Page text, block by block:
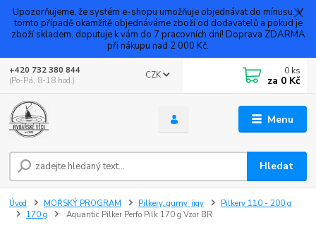
Upozorňujeme, že systém e-shopu umožňuje objednávat do mínusu. V
tomto případě okamžitě objednáváme zboží od dodavatelů a pokud je
zboží skladem, doputuje k vám do 7 pracovních dní! Doprava ZDARMA
při nákupu nad 2 000 Kč.
Menu
CZK
Hledat
+420 732 380 844
(Po-Pá, 8-18 hod.)
0 ks
za 0 Kč
Úvod MOŘSKÝ PROGRAM Pilkery, gumy, jigy
Pilkery 110 - 200 g
170 g
Aquantic Pilker Perfo Pilk 170 g Vzor BR